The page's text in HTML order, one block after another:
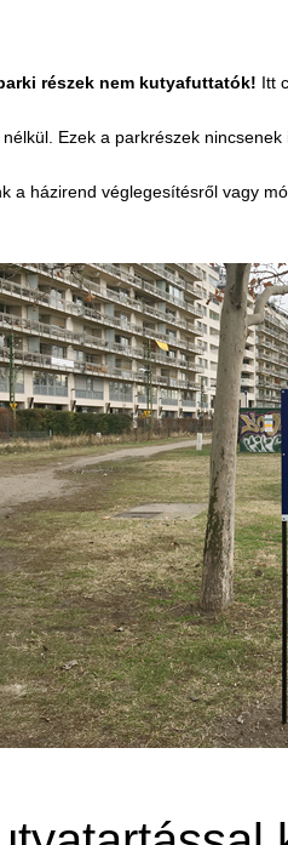
részek nem kutyafuttatók! Itt
Ezek a parkrészek
a házirend véglegesítésről vagy